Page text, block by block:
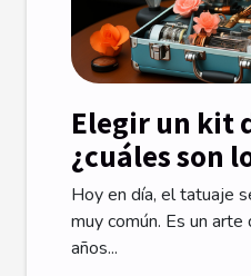
Elegir un kit
¿cuáles son
criterios a
cuenta?
Hoy en día, el tatuaje
muy común. Es un
años...